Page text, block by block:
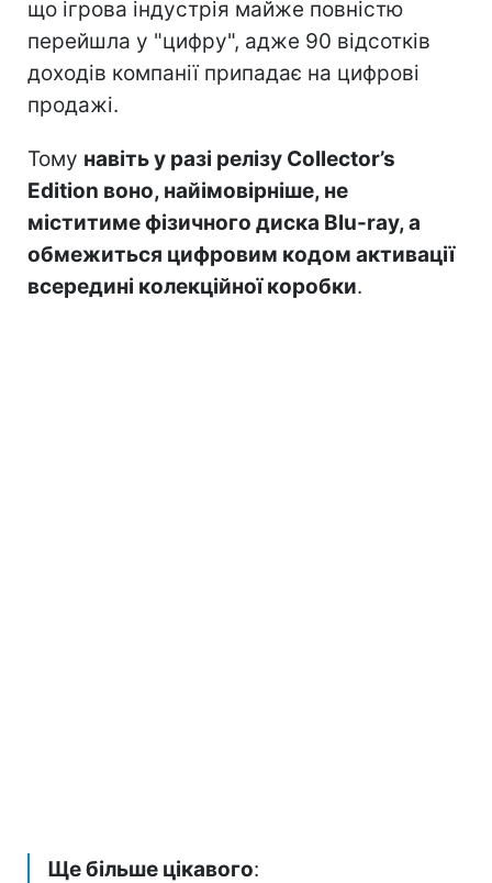
що ігрова індустрія майже повністю
перейшла у "цифру", адже 90 відсотків
доходів компанії припадає на цифрові
продажі.
Тому навіть у разі релізу Collector’s
Edition воно, найімовірніше, не
міститиме фізичного диска Blu-ray, а
обмежиться цифровим кодом активації
всередині колекційної коробки.
Ще більше цікавого: